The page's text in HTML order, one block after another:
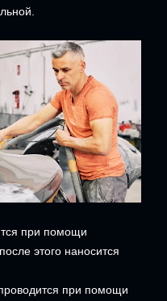
при помощи
этого наносится
при помощи